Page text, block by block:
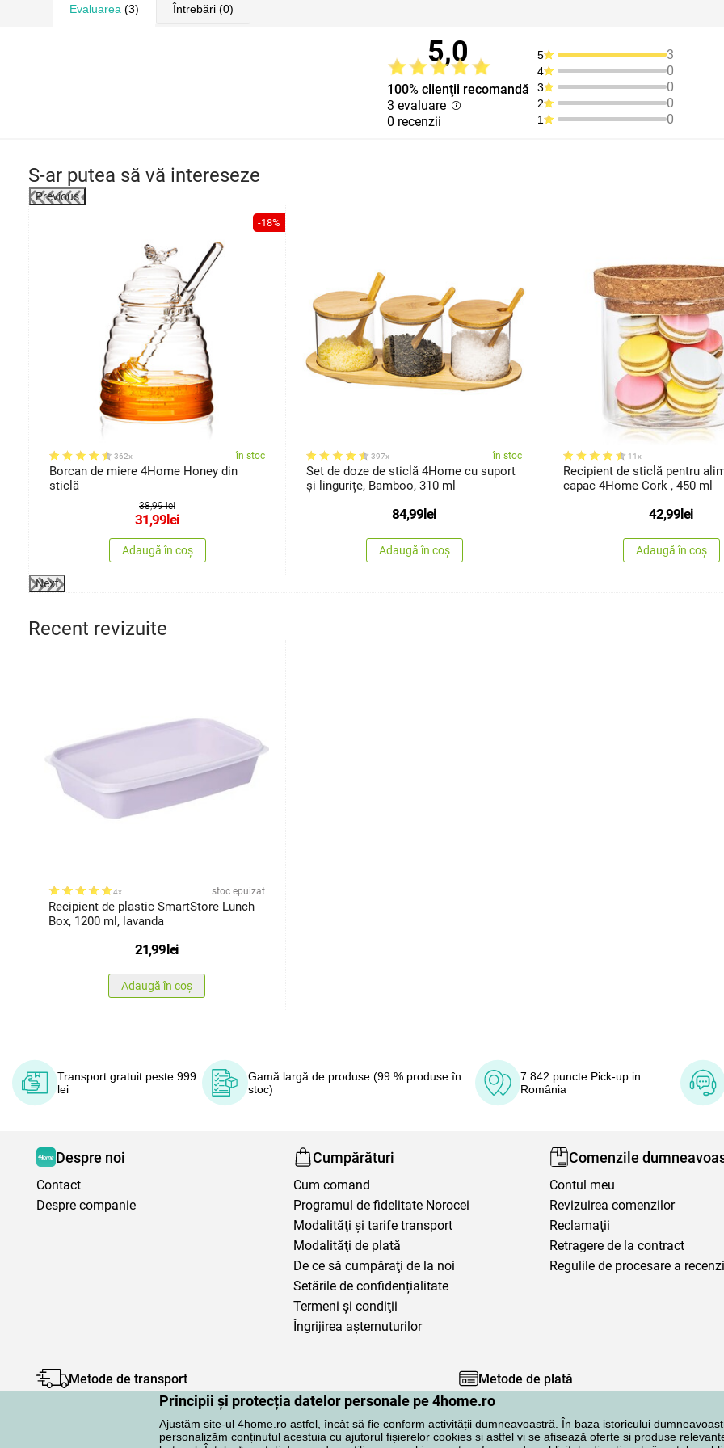
Principii și protecția datelor personale pe 4home.ro
Ajustăm site-ul 4home.ro astfel, încât să fie conform activității dumneavoastră. În baza istoricului
personalizăm conținutul acestuia cu ajutorul fișierelor cookies și astfel vi se afisează oferte si produse
Evaluarea (3) Întrebări (0)
5,0
100% clienţii recomandă
3 evaluare
0 recenzii
5 3
4 0
3 0
2 0
1 0
S-ar putea să vă intereseze
Previous
-18%
362x în stoc
Borcan de miere 4Home Honey din
sticlă
38,99 lei
31,99lei
Adaugă în coș
397x în stoc
Set de doze de sticlă 4Home cu suport
și lingurițe, Bamboo, 310 ml
84,99lei
Adaugă în coș
11x
Recipient de sticlă pentru
capac 4Home Cork , 450 ml
42,99lei
Adaugă în coș
Next
Recent revizuite
4x stoc epuizat
Recipient de plastic SmartStore Lunch
Box, 1200 ml, lavanda
21,99lei
Adaugă în coș
Transport gratuit peste 999
lei
Gamă largă de produse (99 % produse în
stoc)
7 842 puncte Pick-up in
România
Despre noi
Contact
Despre companie
Cumpărături
Cum comand
Programul de fidelitate Norocei
Modalităţi şi tarife transport
Modalităţi de plată
De ce să cumpăraţi de la noi
Setările de confidențialitate
Termeni şi condiţii
Îngrijirea așternuturilor
Comenzile
Contul meu
Revizuirea comenzilor
Reclamaţii
Retragere de la contract
Regulile de procesare a
Metode de transport Metode de plată